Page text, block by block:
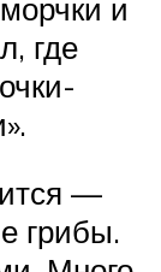
и
где
—
грибы.